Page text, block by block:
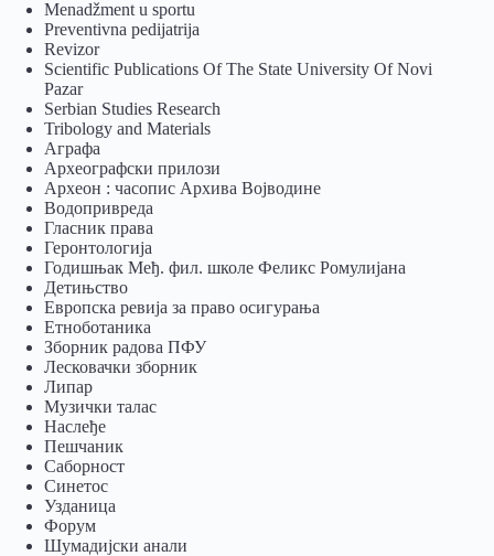
Menadžment u sportu
Preventivna pedijatrija
Revizor
Scientific Publications Of The State University Of Novi
Pazar
Serbian Studies Research
Tribology and Materials
Аграфа
Археографски прилози
Археон : часопис Архива Војводине
Водопривреда
Гласник права
Геронтологија
Годишњак Међ. фил. школе Феликс Ромулијана
Детињство
Европска ревија за право осигурања
Eтноботаника
Зборник радова ПФУ
Лесковачки зборник
Липар
Музички талас
Наслеђе
Пешчаник
Саборност
Синетос
Узданица
Форум
Шумадијски анали